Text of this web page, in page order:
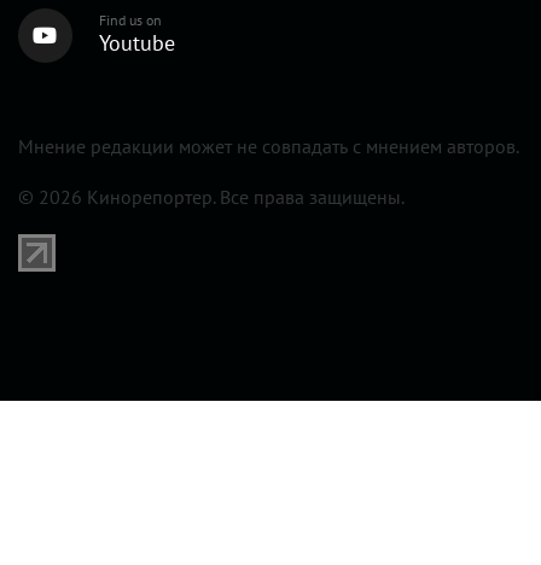
Find us on
Youtube
Мнение редакции может не совпадать с мнением авторов.
© 2026 Кинорепортер. Все права защищены.